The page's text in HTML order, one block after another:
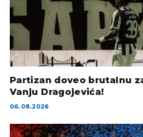
Partizan doveo brutalnu
Vanju Dragojevića!
06.08.2026